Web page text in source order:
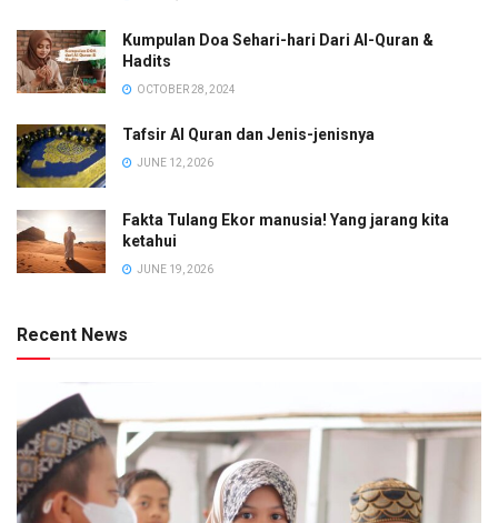
Kumpulan Doa Sehari-hari Dari Al-Quran &
Hadits
OCTOBER 28, 2024
Tafsir Al Quran dan Jenis-jenisnya
JUNE 12, 2026
Fakta Tulang Ekor manusia! Yang jarang kita
ketahui
JUNE 19, 2026
Recent News